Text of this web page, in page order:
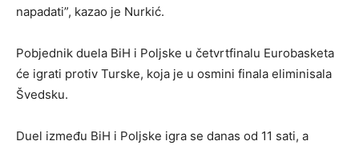
napadati”, kazao je Nurkić.
Pobjednik duela BiH i Poljske u četvrtfinalu Eurobasketa
će igrati protiv Turske, koja je u osmini finala eliminisala
Švedsku.
Duel između BiH i Poljske igra se danas od 11 sati, a